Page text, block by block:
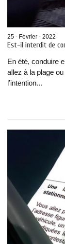
25 - Février - 2022
Est-il interdit de
En été, conduire
allez à la plage
l’intention...